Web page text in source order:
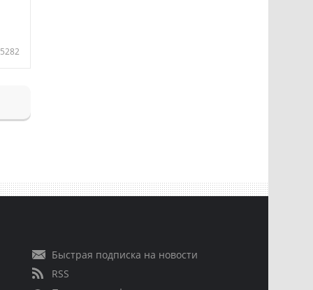
5282
Быстрая подписка на новости
RSS